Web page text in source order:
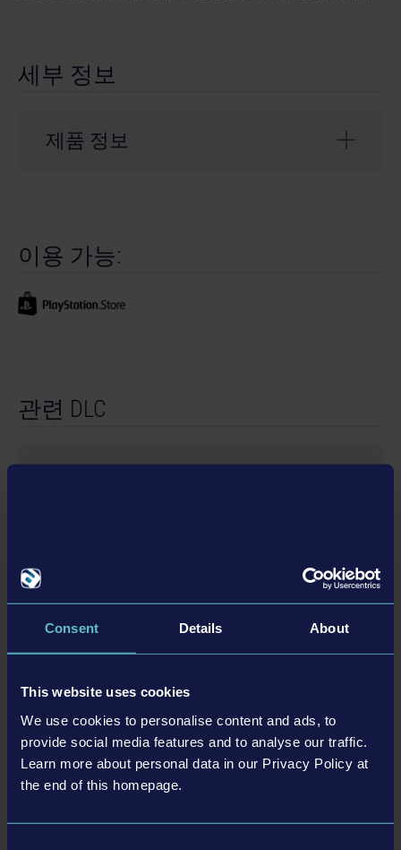
Consent Details About
This website uses cookies
We use cookies to personalise content and ads, to
provide social media features and to analyse our traffic.
Learn more about personal data in our Privacy Policy at
the end of this homepage.
세부 정보
제품 정보
Entertainment GmbH. Developed by stillalive studios
astragon Entertainment and its logos are trademarks
is a trademark or registered trademark of Epic Games,
이용 가능:
관련 DLC
© [Translate to Korean:]
추가